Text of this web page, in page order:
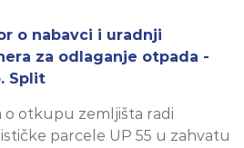
o nabavci i uradnji
za odlaganje otpada -
Split
o otkupu zemljišta radi
parcele UP 55 u zahvatu